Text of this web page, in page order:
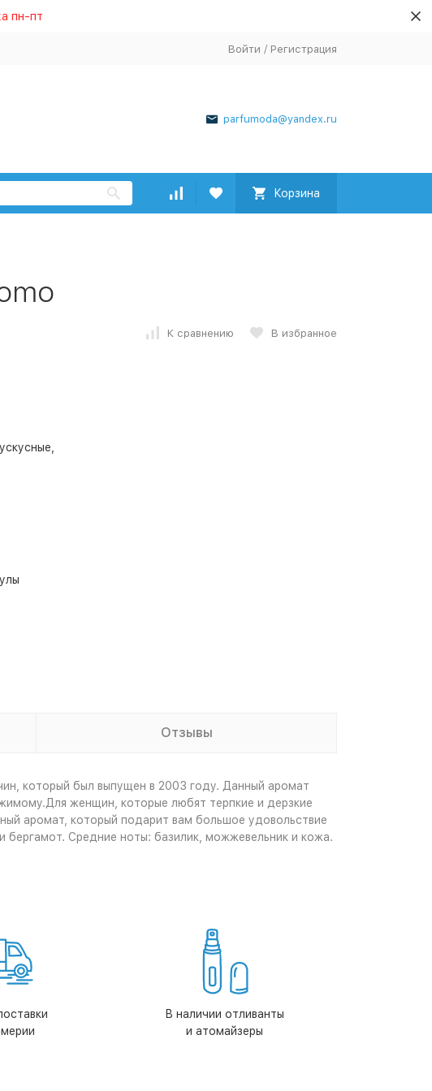
пн-пт
Войти / Регистрация
parfumoda@yandex.ru
Корзина
К сравнению В избранное
Отзывы
который был выпущен в 2003 году. Данный аромат
женщин, которые любят терпкие и дерзкие
аромат, который подарит вам большое удовольствие
Средние ноты: базилик, можжевельник и кожа.
В наличии отливанты
и атомайзеры